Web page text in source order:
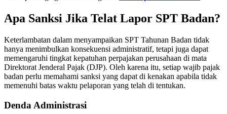
Apa Sanksi Jika Telat Lapor SPT Badan?
Keterlambatan dalam menyampaikan SPT Tahunan Badan tidak
hanya menimbulkan konsekuensi administratif, tetapi juga dapat
memengaruhi tingkat kepatuhan perpajakan perusahaan di mata
Direktorat Jenderal Pajak (DJP). Oleh karena itu, setiap wajib pajak
badan perlu memahami sanksi yang dapat di kenakan apabila tidak
memenuhi batas waktu pelaporan yang telah di tentukan.
Denda Administrasi